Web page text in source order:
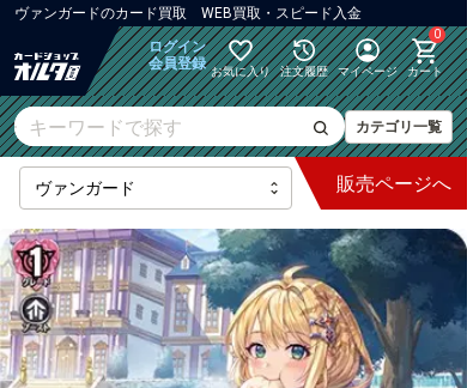
ヴァンガードのカード買取 WEB買取・スピード入金
ログイン
会員登録 お気に入り 注文履歴 マイページ
0
カート
カテゴリ一覧
最新弾
販売ページへ